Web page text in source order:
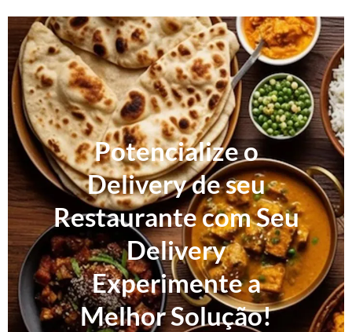
Potencialize o
Delivery de seu
Restaurante com Seu
Delivery
Experimente a
Melhor Solução!